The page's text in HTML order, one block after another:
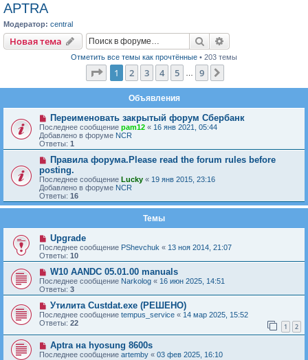
APTRA
Модератор: central
Новая тема
Новаятема Поиск
Отметить все темы как прочтённые • 203 темы
Страница из
1 2 3 4 5 9
Объявления
Переименовать закрытый форум Сбербанк
Последнее сообщение pam12 « 16 янв 2021, 05:44
Добавлено в форуме NCR
Ответы: 1
Правила форума.Please read the forum rules before
posting.
Последнее сообщение Lucky « 19 янв 2015, 23:16
Добавлено в форуме NCR
Ответы: 16
Темы
Upgrade
Последнее сообщение PShevchuk « 13 ноя 2014, 21:07
Ответы: 10
W10 AANDC 05.01.00 manuals
Последнее сообщение Narkolog « 16 июн 2025, 14:51
Ответы: 3
Утилита Custdat.exe (РЕШЕНО)
Последнее сообщение tempus_service « 14 мар 2025, 15:52
Ответы: 22 1 2
Aptra на hyosung 8600s
Последнее сообщение artemby « 03 фев 2025, 16:10